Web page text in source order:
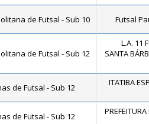
de Futsal - Sub 10 Futsal
de Futsal - Sub 12
L.A. 11
SANTA
de Futsal - Sub 12 ITATIBA
de Futsal - Sub 12